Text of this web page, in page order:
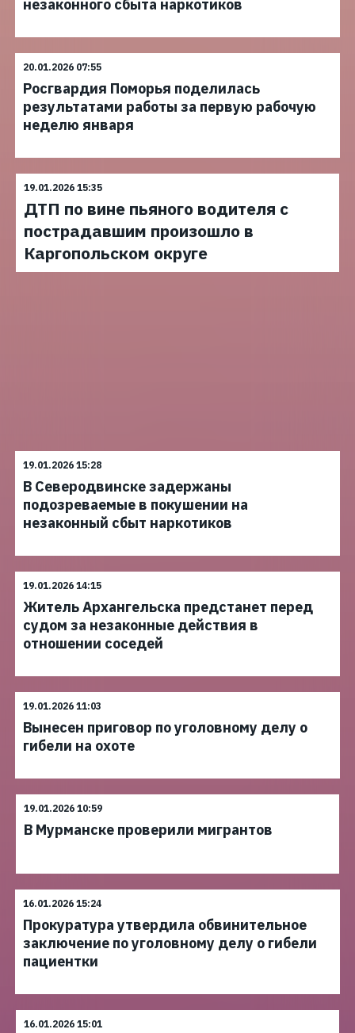
незаконного сбыта наркотиков
20.01.2026 07:55
Росгвардия Поморья поделилась
результатами работы за первую рабочую
неделю января
19.01.2026 15:35
ДТП по вине пьяного водителя с
пострадавшим произошло в
Каргопольском округе
19.01.2026 15:28
В Северодвинске задержаны
подозреваемые в покушении на
незаконный сбыт наркотиков
19.01.2026 14:15
Житель Архангельска предстанет перед
судом за незаконные действия в
отношении соседей
19.01.2026 11:03
Вынесен приговор по уголовному делу о
гибели на охоте
19.01.2026 10:59
В Мурманске проверили мигрантов
16.01.2026 15:24
Прокуратура утвердила обвинительное
заключение по уголовному делу о гибели
пациентки
16.01.2026 15:01